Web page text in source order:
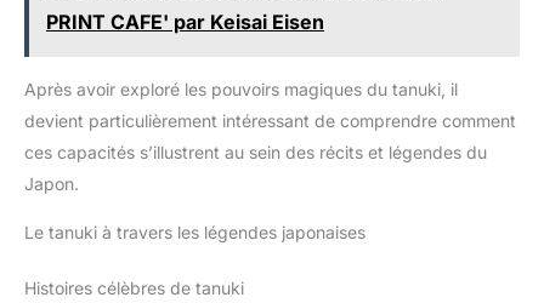
PRINT CAFE' par Keisai Eisen
Après avoir exploré les pouvoirs magiques du tanuki, il
devient particulièrement intéressant de comprendre comment
ces capacités s’illustrent au sein des récits et légendes du
Japon.
Le tanuki à travers les légendes japonaises
Histoires célèbres de tanuki